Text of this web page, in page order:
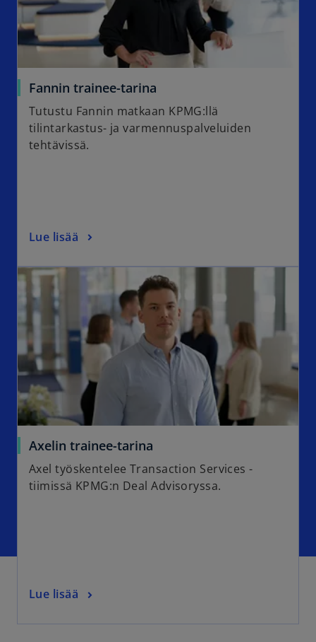
Fannin trainee-tarina
Tutustu Fannin matkaan KPMG:llä
tilintarkastus- ja varmennuspalveluiden
tehtävissä.
Lue lisää
Axelin trainee-tarina
Axel työskentelee Transaction Services -
tiimissä KPMG:n Deal Advisoryssa.
Lue lisää